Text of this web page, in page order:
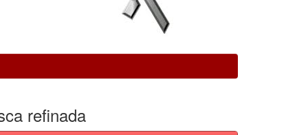
refinada